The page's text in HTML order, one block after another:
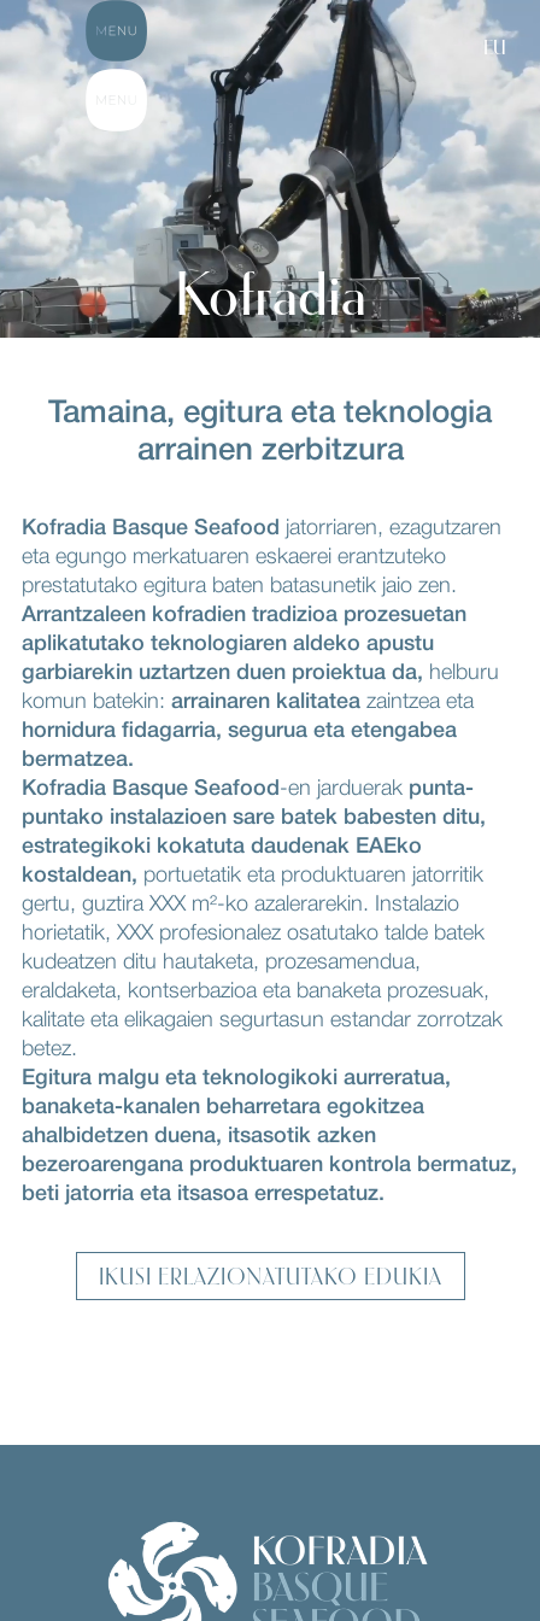
Kofradia
Tamaina, egitura eta teknologia
arrainen zerbitzura
Kofradia Basque Seafood jatorriaren, ezagutzaren
eta egungo merkatuaren eskaerei erantzuteko
prestatutako egitura baten batasunetik jaio zen.
Arrantzaleen kofradien tradizioa prozesuetan
aplikatutako teknologiaren aldeko apustu
garbiarekin uztartzen duen proiektua da, helburu
komun batekin: arrainaren kalitateazaintzea eta
hornidura fidagarria, segurua eta etengabea
bermatzea.
Kofradia Basque Seafood -en jarduerak punta-
puntako instalazioen sare batek babesten ditu,
estrategikoki kokatuta daudenak EAEko
kostaldean, portuetatik eta produktuaren jatorritik
gertu, guztira XXX m²-ko azalerarekin. Instalazio
horietatik, XXX profesionalez osatutako talde batek
kudeatzen ditu hautaketa, prozesamendua,
eraldaketa, kontserbazioa eta banaketa prozesuak,
kalitate eta elikagaien segurtasun estandar zorrotzak
betez.
Egitura malgu eta teknologikoki aurreratua,
banaketa-kanalen beharretara egokitzea
ahalbidetzen duena, itsasotik azken
bezeroarengana produktuaren kontrola bermatuz,
beti jatorria eta itsasoa errespetatuz.
IKUSI ERLAZIONATUTAKO EDUKIA
EU